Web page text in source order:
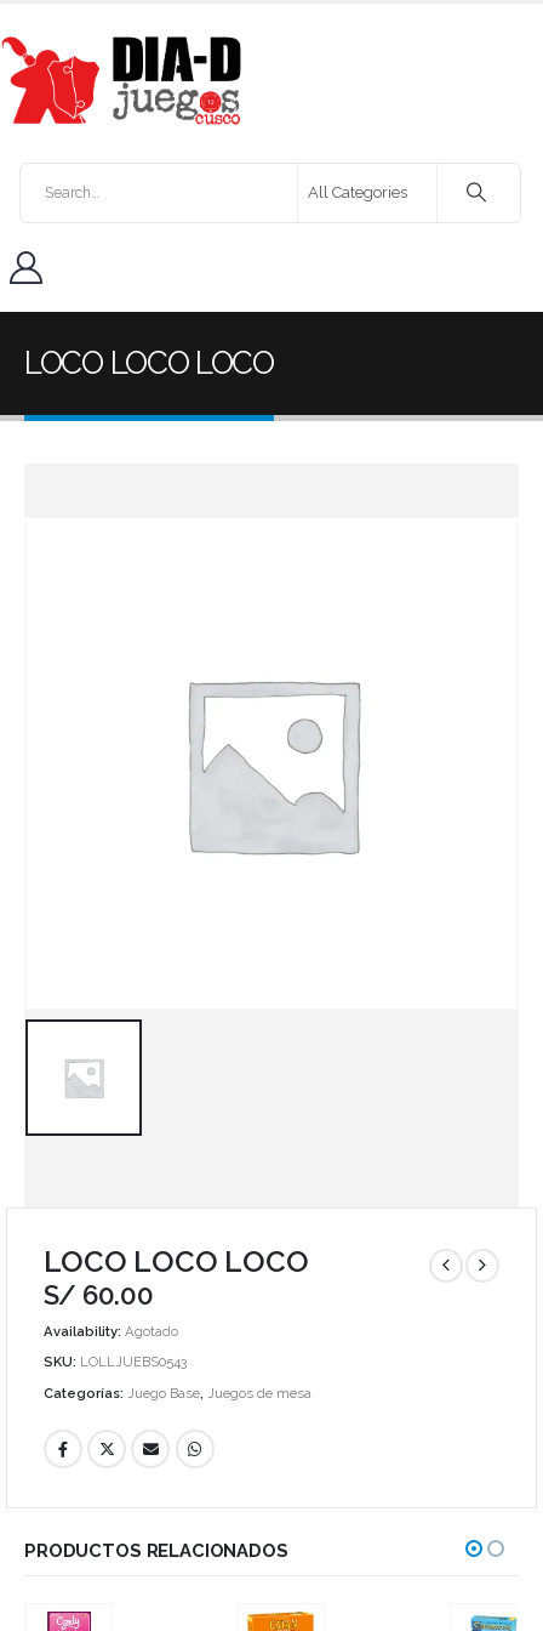
LOCO LOCO LOCO
LOCO LOCO LOCO
S/ 60.00
Availability: Agotado
SKU: LOLLJUEBS0543
Categorías: Juego Base, Juegos de mesa
PRODUCTOS RELACIONADOS